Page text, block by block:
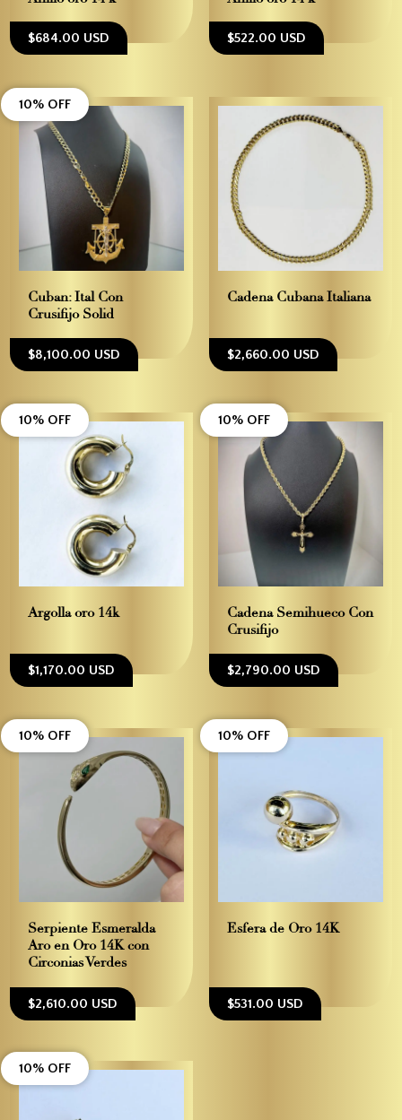
$684.00 USD $522.00 USD
Cuban: Ital Con
Crusifijo Solid
$8,100.00 USD
10% OFF
Cadena Cubana Italiana
$2,660.00 USD
Argolla oro 14k
$1,170.00 USD
10% OFF
Cadena Semihueco Con
Crusifijo
$2,790.00 USD
10% OFF
Serpiente Esmeralda –
Aro en Oro 14K con
Circonias Verdes
$2,610.00 USD
10% OFF
Esfera de Oro 14K
$531.00 USD
10% OFF
10% OFF